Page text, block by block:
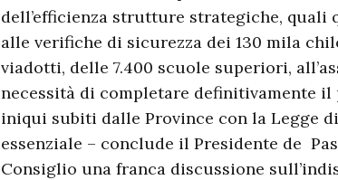
dell’efficienza strutture strategiche, quali
alle verifiche di sicurezza dei 130 mila
viadotti, delle 7.400 scuole superiori,
necessità di completare definitivamente
iniqui subiti dalle Province con la Legge
essenziale – conclude il Presidente de
Consiglio una franca discussione